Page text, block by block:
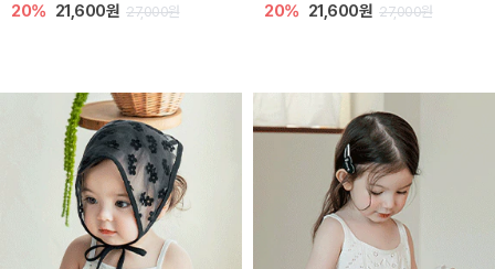
10% 28,800원 32,000원 10% 26,100원 29,000원